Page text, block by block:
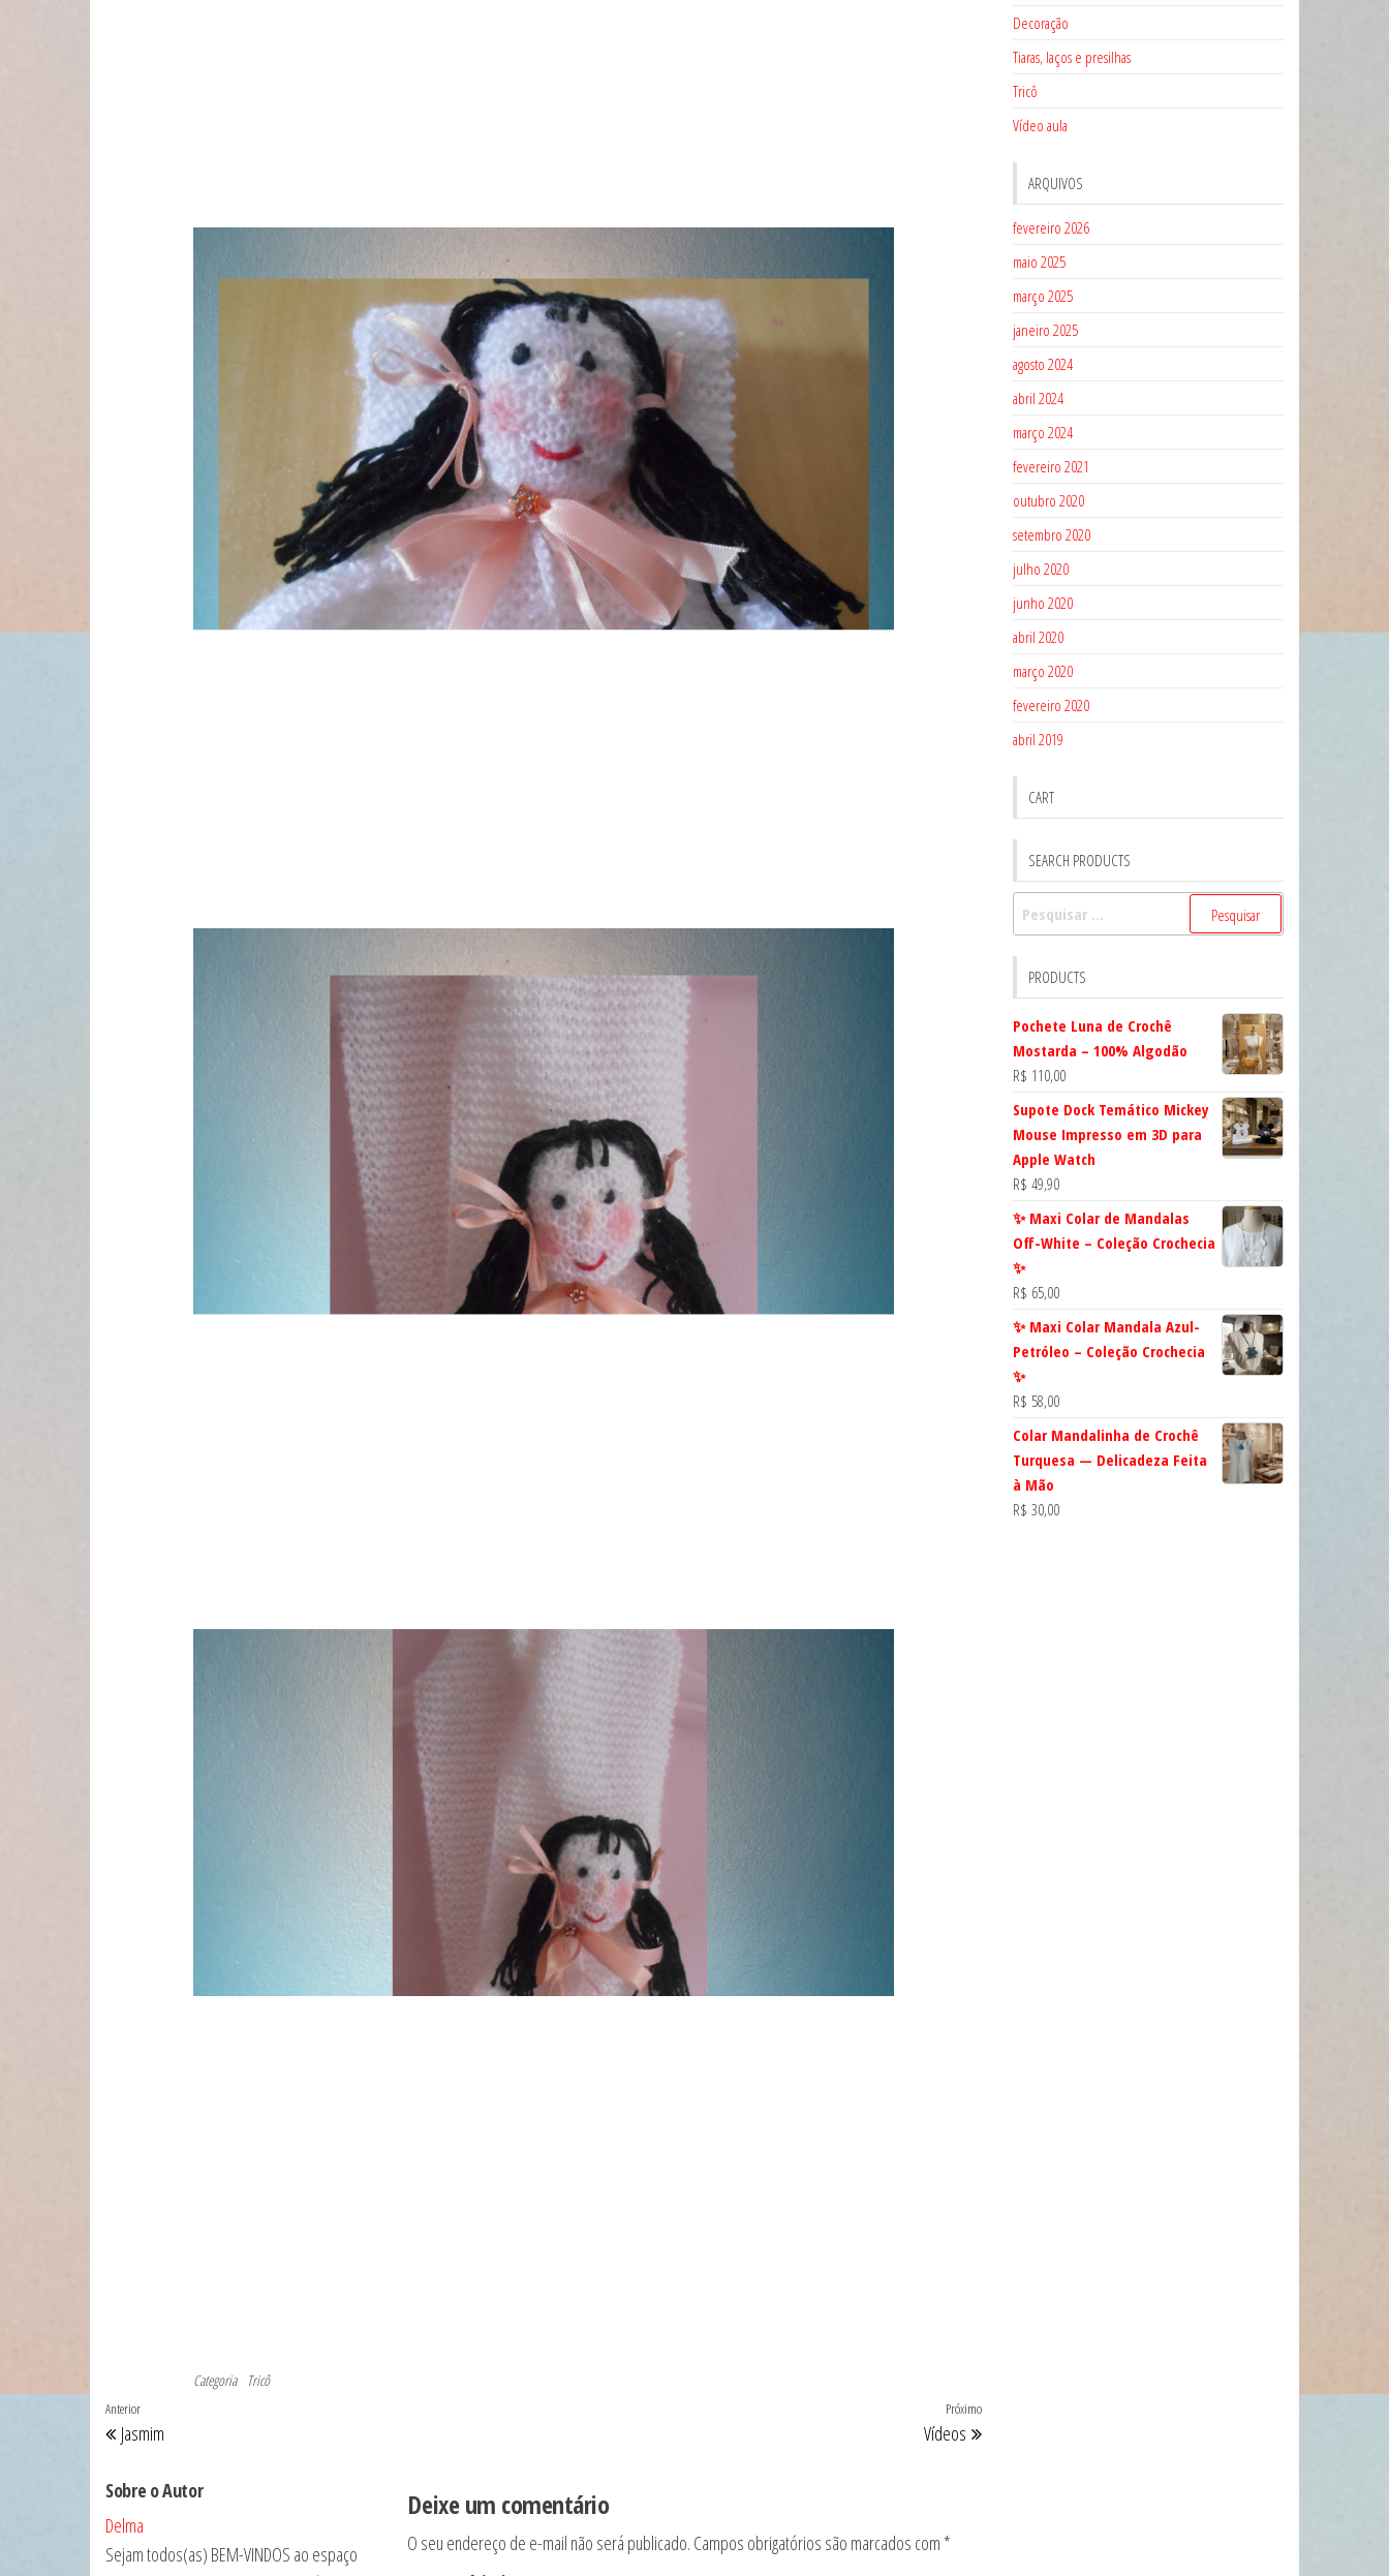
Categoria Tricô
Navegação
de
Post
Post
anterior
Anterior
Jasmim
Próximo
post
Próximo
Vídeos
Sobre o Autor
Delma
Sejam todos(as) BEM-VINDOS ao espaço
Deixe um comentário
O seu endereço de e-mail não será publicado. Campos obrigatórios são marcados com *
Decoração
Tiaras, laços e presilhas
Tricô
Vídeo aula
ARQUIVOS
fevereiro 2026
maio 2025
março 2025
janeiro 2025
agosto 2024
abril 2024
março 2024
fevereiro 2021
outubro 2020
setembro 2020
julho 2020
junho 2020
abril 2020
março 2020
fevereiro 2020
abril 2019
CART
SEARCH PRODUCTS
Pesquisar
por:
PRODUCTS
Pochete Luna de Crochê
Mostarda – 100% Algodão
R$ 110,00
Supote Dock Temático Mickey
Mouse Impresso em 3D para
Apple Watch
R$ 49,90
✨ Maxi Colar de Mandalas
Off-White – Coleção Crochecia
✨
R$ 65,00
✨ Maxi Colar Mandala Azul-
Petróleo – Coleção Crochecia
✨
R$ 58,00
Colar Mandalinha de Crochê
Turquesa — Delicadeza Feita
à Mão
R$ 30,00